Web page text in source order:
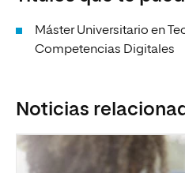
Máster Universitario en
Competencias Digitales
Noticias